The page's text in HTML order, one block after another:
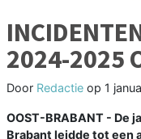
2024-2025
Door Redactie op 1
OOST-BRABANT - De
Brabant leidde tot een